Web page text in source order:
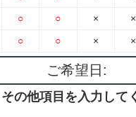
○
○
○
○
×
×
×
×
ご希望日:
その他項目を入力して